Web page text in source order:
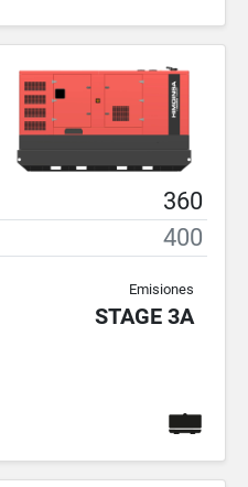
360
400
Emisiones
STAGE 3A